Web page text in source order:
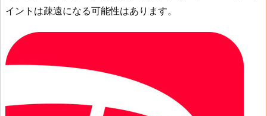
イントは疎遠になる可能性はあります。